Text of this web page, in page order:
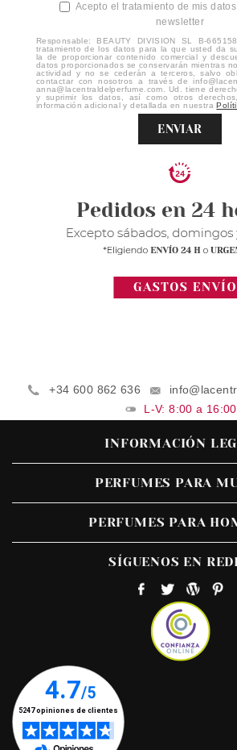
Acepto el tratamiento de mis
newsletter
Responsable: BEAUTY DIVISION SL B-
tratamiento de los datos para la que usted da
la de proporcionar contenido comercial y
datos proporcionados se conservarán mientras
actividad y no se cederán a terceros, salvo
contactar con nosotros a través de
anna@lacentraldelperfume.com. Ud. tiene
y suprimir los datos, así como otros
información adicional y detallada en nuestra
ENVIAR
+34 600 862 636
L-V: 8:00 a 16:00
INFORMACIÓN
PERFUMES PARA
PERFUMES PARA
SÍGUENOS EN